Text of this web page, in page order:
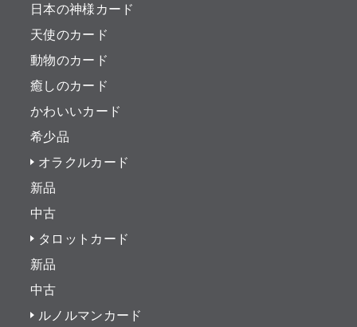
日本の神様カード
天使のカード
動物のカード
癒しのカード
かわいいカード
希少品
オラクルカード
新品
中古
タロットカード
新品
中古
ルノルマンカード